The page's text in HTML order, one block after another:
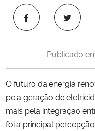
Ministério do Meio Ambiente
Controladoria-Geral da União
Ministério da Mulher, da Família
Publicado
O futuro da energia
pela geração de
mais pela integração
foi a principal